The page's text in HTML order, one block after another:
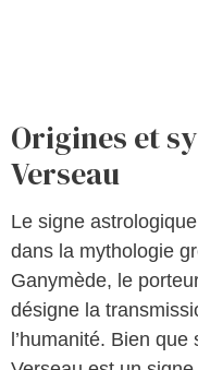
Origines et
Verseau
Le signe
dans la mythologie
Ganymède, le
désigne la
l’humanité. Bien